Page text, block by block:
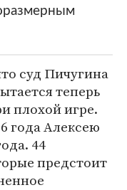
суд Пичугина
теперь
плохой игре.
года Алексею
44
предстоит